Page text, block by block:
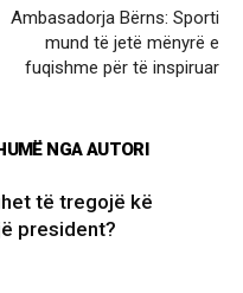
Ambasadorja Bërns: Sporti
mund të jetë mënyrë e
fuqishme për të inspiruar
NGA AUTORI
të tregojë kë
president?